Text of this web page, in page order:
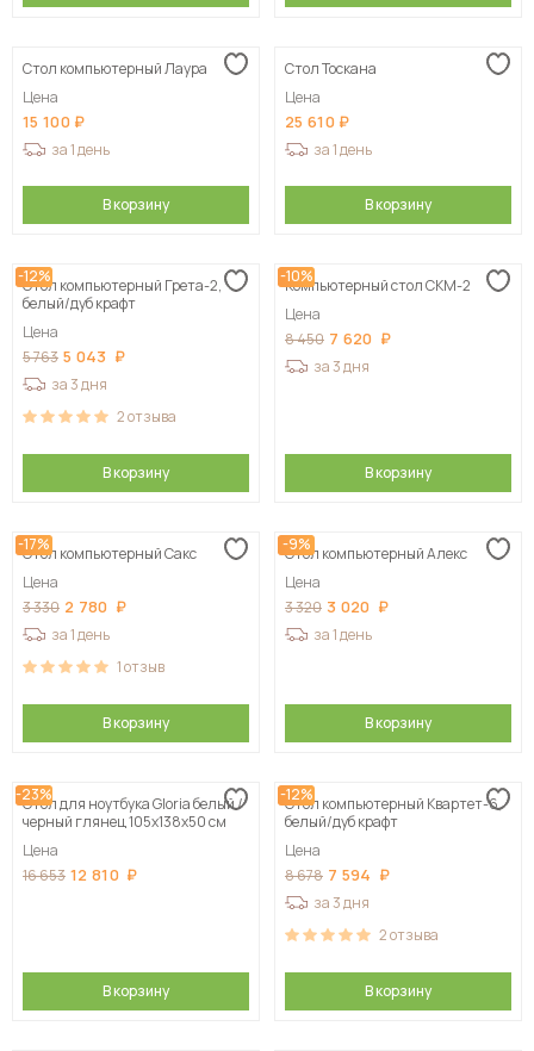
Стол компьютерный Лаура
Цена
15 100
за 1 день
В корзину
Стол Тоскана
Цена
25 610
за 1 день
В корзину
-12%
Стол компьютерный Грета-2,
белый/дуб крафт
Цена
5 763 5 043
за 3 дня
2отзыва
В корзину
-10%
Компьютерный стол СКМ-2
Цена
8 450 7 620
за 3 дня
В корзину
-17%
Стол компьютерный Сакс
Цена
3 330 2 780
за 1 день
1отзыв
В корзину
-9%
Стол компьютерный Алекс
Цена
3 320 3 020
за 1 день
В корзину
-23%
Стол для ноутбука Gloria белый /
черный глянец 105х138х50 см
Цена
16 653 12 810
В корзину
-12%
Стол компьютерный Квартет-6,
белый/дуб крафт
Цена
8 678 7 594
за 3 дня
2отзыва
В корзину